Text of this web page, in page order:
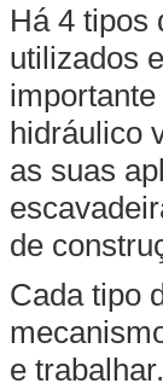
Há 4 tipos
utilizados
hidráulico
as suas
de
Cada tipo
e trabalhar.